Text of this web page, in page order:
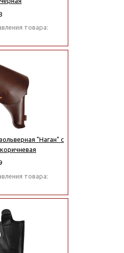
товара:
"Наган" с
товара: